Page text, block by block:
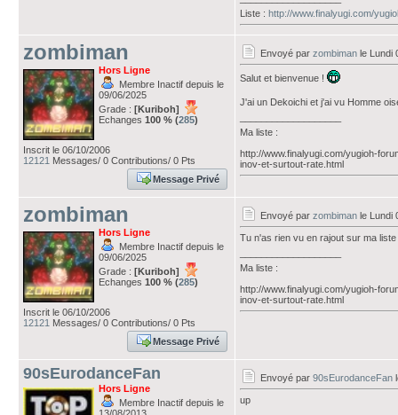
Liste : http://www.finalyugi.com/
zombiman
Hors Ligne
Membre Inactif depuis le
09/06/2025
Grade : [Kuriboh]
Echanges 100 % (285)
Inscrit le 06/10/2006
12121 Messages/ 0 Contributions/ 0 Pts
Message Privé
Envoyé par zombiman le Lundi
Salut et bienvenue !
J'ai un Dekoichi et j'ai vu Homme
Ma liste :
http://www.finalyugi.com/yugioh-
inov-et-surtout-rate.html
zombiman
Hors Ligne
Membre Inactif depuis le
09/06/2025
Grade : [Kuriboh]
Echanges 100 % (285)
Inscrit le 06/10/2006
12121 Messages/ 0 Contributions/ 0 Pts
Message Privé
Envoyé par zombiman le Lundi
Tu n'as rien vu en rajout sur ma liste
Ma liste :
http://www.finalyugi.com/yugioh-
inov-et-surtout-rate.html
90sEurodanceFan
Hors Ligne
Membre Inactif depuis le
Envoyé par 90sEurodanceFan
up